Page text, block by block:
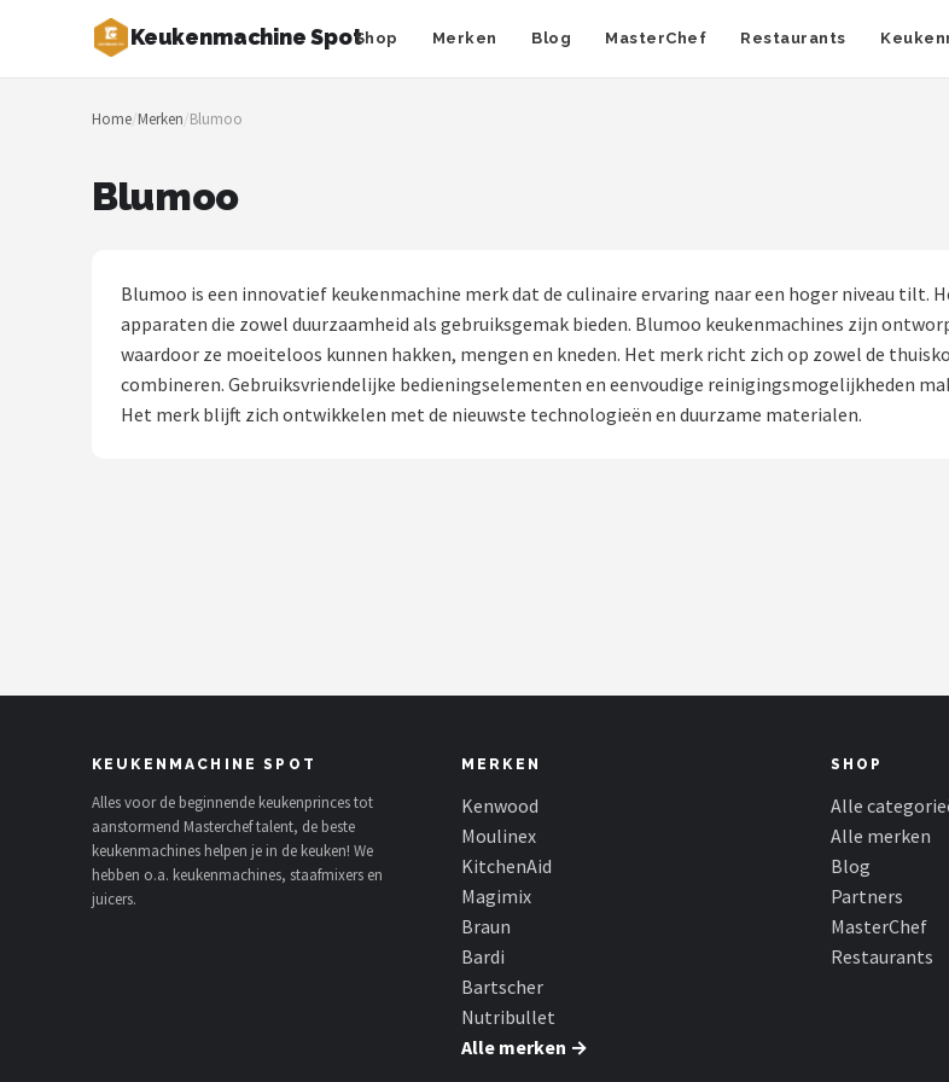
Keukenmachine SpotShop Merken Blog MasterChef Restaurants
Zoeken
NAVIGATIE
MasterChef
Restaurants
Moulinex
KitchenAid
Magimix
Home/Merken/Blumoo
Blumoo
Blumoo is een innovatief keukenmachine merk dat de culinaire ervaring naar een hoger niveau
apparaten die zowel duurzaamheid als gebruiksgemak bieden. Blumoo keukenmachines zijn
waardoor ze moeiteloos kunnen hakken, mengen en kneden. Het merk richt zich op zowel de
combineren. Gebruiksvriendelijke bedieningselementen en eenvoudige reinigingsmogelijkheden
Het merk blijft zich ontwikkelen met de nieuwste technologieën en duurzame materialen.
KEUKENMACHINE SPOT
Alles voor de beginnende keukenprinces tot
aanstormend Masterchef talent, de beste
keukenmachines helpen je in de keuken! We
hebben o.a. keukenmachines, staafmixers en
juicers.
MERKEN
Kenwood
Moulinex
KitchenAid
Magimix
Braun
Bardi
Bartscher
Nutribullet
Alle merken →
SHOP
Alle
Alle merken
Blog
Partners
MasterChef
Restaurants